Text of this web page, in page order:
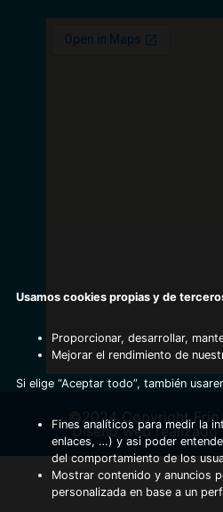
©2024 Copyright Frio
Diseño web
Usamos cookies propias y de
Proporcionar, desarrollar,
Mejorar el rendimiento de
Si elige “Aceptar todo”, también
Fines analíticos para medir la
enlaces, …) y asi poder
del comportamiento de los
Mostrar contenido y anuncios
personalizada en base a un